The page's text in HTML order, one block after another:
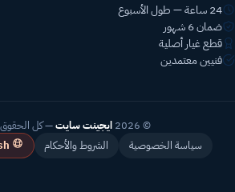
24 ساعة — طول الأسبوع
ضمان 6 شهور
قطع غيار أصلية
فنيين معتمدين
© 2026 ايجينت سايت— كل
سياسة الخصوصية
الشروط والأحكام